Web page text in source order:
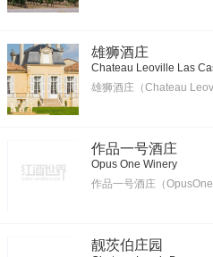
雄狮酒庄
Chateau Leoville Las
雄狮酒庄（Chateau
作品一号酒庄
Opus One Winery
作品一号酒庄（
靓茨伯庄园